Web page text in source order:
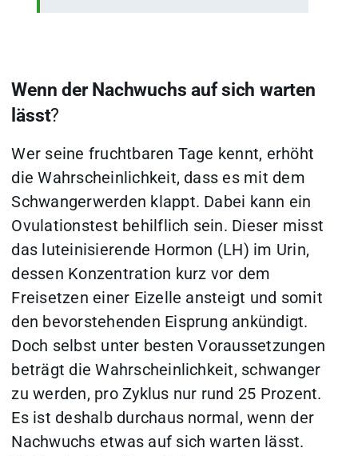
Wenn der Nachwuchs auf sich warten
lässt?
Wer seine fruchtbaren Tage kennt, erhöht
die Wahrscheinlichkeit, dass es mit dem
Schwangerwerden klappt. Dabei kann ein
Ovulationstest behilflich sein. Dieser misst
das luteinisierende Hormon (LH) im Urin,
dessen Konzentration kurz vor dem
Freisetzen einer Eizelle ansteigt und somit
den bevorstehenden Eisprung ankündigt.
Doch selbst unter besten Voraussetzungen
beträgt die Wahrscheinlichkeit, schwanger
zu werden, pro Zyklus nur rund 25 Prozent.
Es ist deshalb durchaus normal, wenn der
Nachwuchs etwas auf sich warten lässt.